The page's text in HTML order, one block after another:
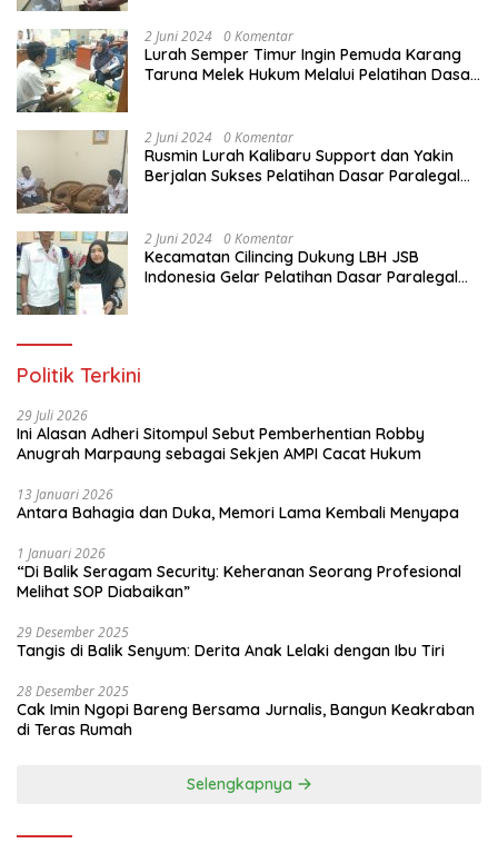
2 Juni 2024 0 Komentar
Lurah Semper Timur Ingin Pemuda Karang
Taruna Melek Hukum Melalui Pelatihan Dasar
2 Juni 2024 0 Komentar
Rusmin Lurah Kalibaru Support dan Yakin
Berjalan Sukses Pelatihan Dasar Paralegal
2 Juni 2024 0 Komentar
Kecamatan Cilincing Dukung LBH JSB
Indonesia Gelar Pelatihan Dasar Paralegal
Politik Terkini
29 Juli 2026
Ini Alasan Adheri Sitompul Sebut Pemberhentian Robby
Anugrah Marpaung sebagai Sekjen AMPI Cacat Hukum
13 Januari 2026
Antara Bahagia dan Duka, Memori Lama Kembali Menyapa
1 Januari 2026
“Di Balik Seragam Security: Keheranan Seorang Profesional
Melihat SOP Diabaikan”
29 Desember 2025
Tangis di Balik Senyum: Derita Anak Lelaki dengan Ibu Tiri
28 Desember 2025
Cak Imin Ngopi Bareng Bersama Jurnalis, Bangun Keakraban
di Teras Rumah
Selengkapnya